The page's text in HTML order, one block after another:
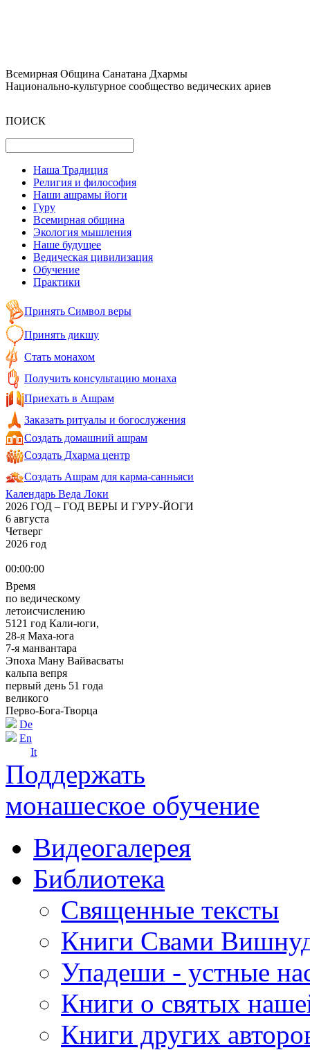
Всемирная Община Санатана Дхармы
Национально-культурное сообщество ведических ариев
ПОИСК
Наша Традиция
Религия и философия
Наши ашрамы йоги
Гуру
Всемирная община
Экология мышления
Наше будущее
Ведическая цивилизация
Обучение
Практики
Принять Символ веры
Принять дикшу
Стать монахом
Получить консультацию монаха
Приехать в Ашрам
Заказать ритуалы и богослужения
Создать домашний ашрам
Создать Дхарма центр
Создать Ашрам для карма-санньяси
Календарь Веда Локи
2026 ГОД – ГОД ВЕРЫ И ГУРУ-ЙОГИ
6 августа
Четверг
2026 год
00:00:00
Время
по ведическому
летоисчислению
5121 год Кали-юги,
28-я Маха-юга
7-я манвантара
Эпоха Ману Вайвасваты
кальпа вепря
первый день 51 года
великого
Перво-Бога-Творца
De
En
It
Поддержать
монашеское обучение
Видеогалерея
Библиотека
Священные тексты
Книги Свами
Упадеши - устные
Книги о святых
Книги других